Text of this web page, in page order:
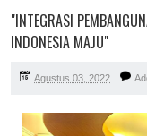
"INTEGRASI
INDONESIA MAJU"
Agustus 03, 2022